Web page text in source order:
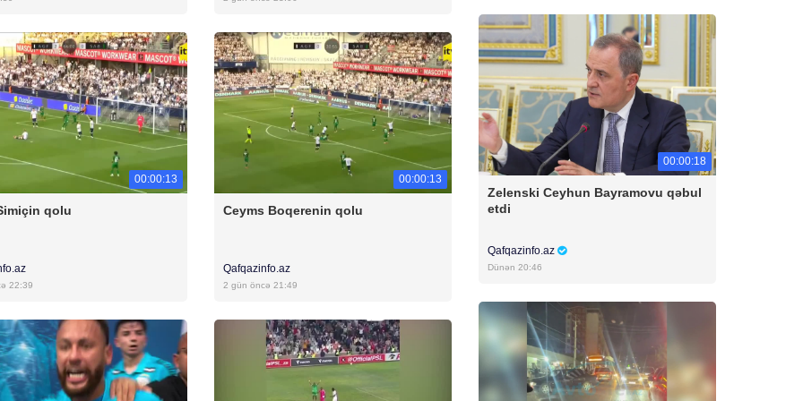
00:00:13
qolu
22:39
00:00:13
Ceyms Boqerenin qolu
Qafqazinfo.az
2 gün öncə 21:49
00:00:18
Zelenski Ceyhun Bayramovu qəbul
etdi
Qafqazinfo.az
Dünən 20:46